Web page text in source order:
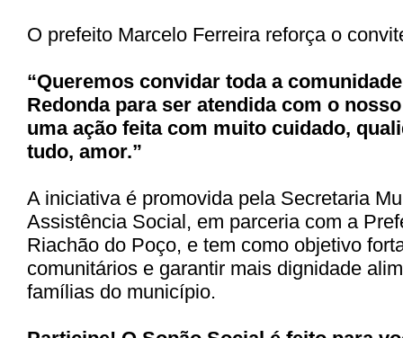
O prefeito Marcelo Ferreira reforça o
“Queremos convidar toda a
Redonda para ser atendida com o
uma ação feita com muito cuidado,
tudo, amor.”
A iniciativa é promovida pela Secretaria
Assistência Social, em parceria com a
Riachão do Poço, e tem como objetivo
comunitários e garantir mais dignidade
famílias do município.